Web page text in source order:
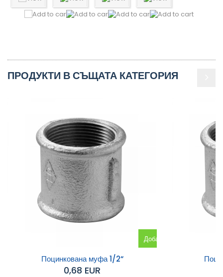
ПРОДУКТИ В СЪЩАТА КАТЕГОРИЯ
Добавяне
Поцинкована муфа 1/2“
0,68 EUR